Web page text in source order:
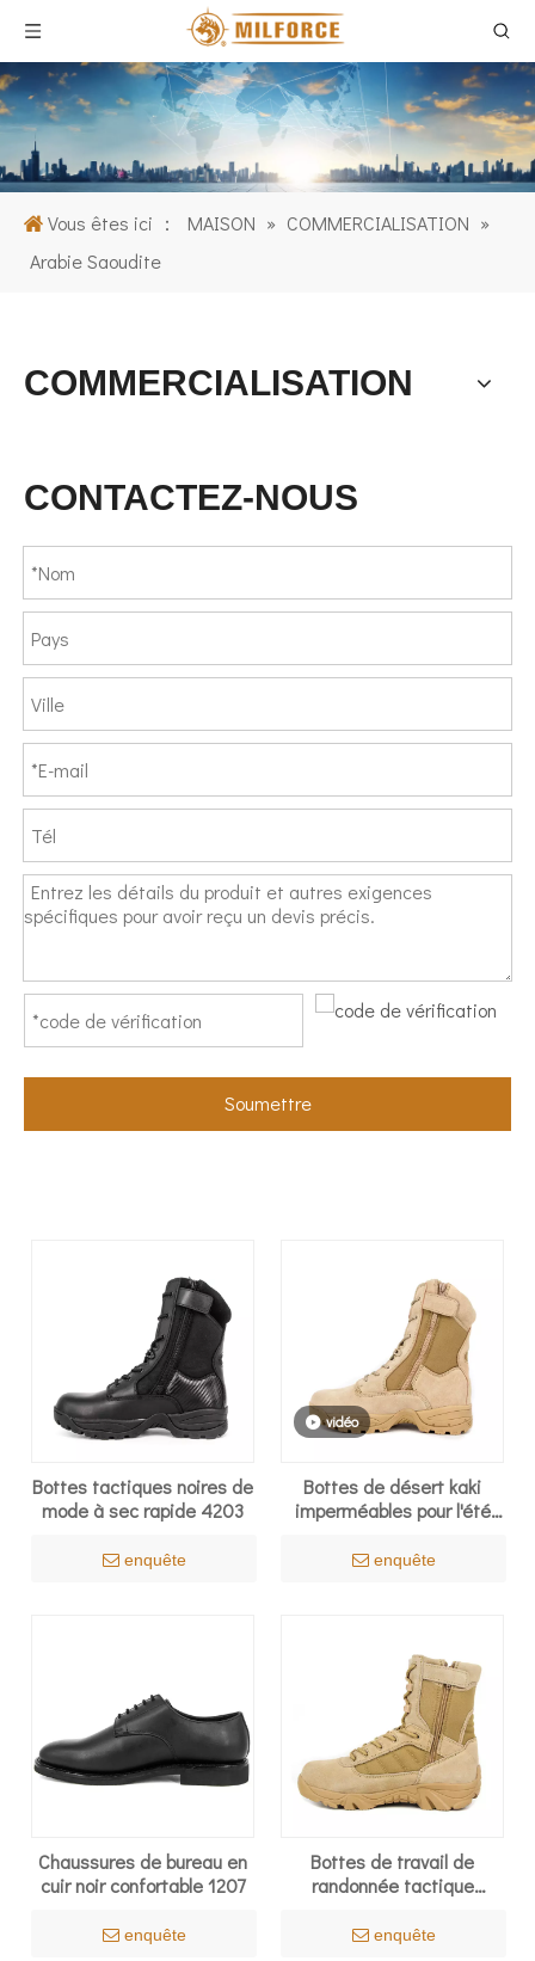
Vous êtes ici ： MAISON » COMMERCIALISATION »
Arabie Saoudite
COMMERCIALISATION
CONTACTEZ-NOUS
Soumettre
Bottes tactiques noires de
mode à sec rapide 4203
enquête
vidéo
Bottes de désert kaki
imperméables pour l'été
enquête
Chaussures de bureau en
cuir noir confortable 1207
enquête
Bottes de travail de
randonnée tactique
légères Bottes de combat
enquête